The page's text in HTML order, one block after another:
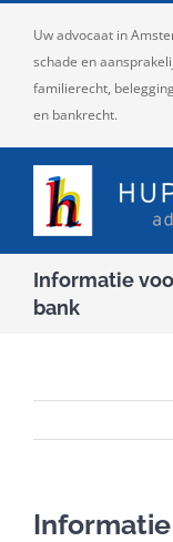
Uw advocaat in
schade en
familierecht,
en bankrecht.
Informatie
bank